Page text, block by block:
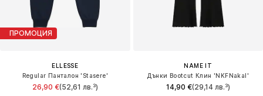
ПРОМОЦИЯ
ELLESSE
Regular Панталон 'Stasere'
26,90 €(52,61 лв.³)
NAME IT
Дънки Bootcut Клин 'NKFNakal'
14,90 €(29,14 лв.³)